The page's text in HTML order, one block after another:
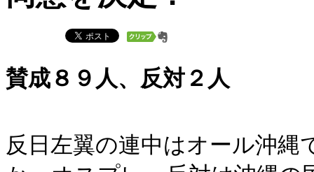
賛成８９人、反対２人
反日左翼の連中はオール沖縄